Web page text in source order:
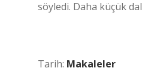
söyledi. Daha küçük
Tarih: Makaleler